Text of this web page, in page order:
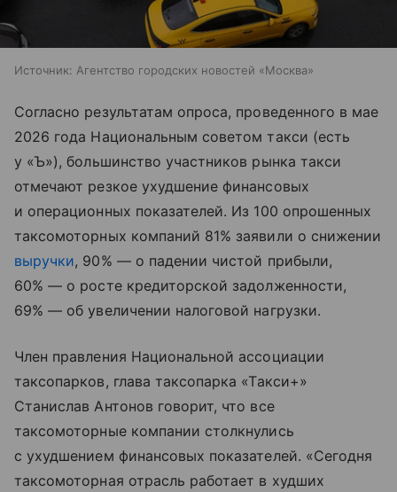
Источник: Агентство городских новостей «Москва»
Согласно результатам опроса, проведенного в мае
2026 года Национальным советом такси (есть
у «Ъ»), большинство участников рынка такси
отмечают резкое ухудшение финансовых
и операционных показателей. Из 100 опрошенных
таксомоторных компаний 81% заявили о снижении
выручки, 90% — о падении чистой прибыли,
60% — о росте кредиторской задолженности,
69% — об увеличении налоговой нагрузки.
Член правления Национальной ассоциации
таксопарков, глава таксопарка «Такси+»
Станислав Антонов говорит, что все
таксомоторные компании столкнулись
с ухудшением финансовых показателей. «Сегодня
таксомоторная отрасль работает в худших